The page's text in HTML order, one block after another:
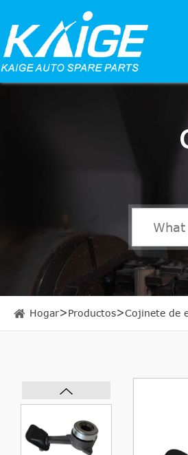
Hogar Productos Cojinete de